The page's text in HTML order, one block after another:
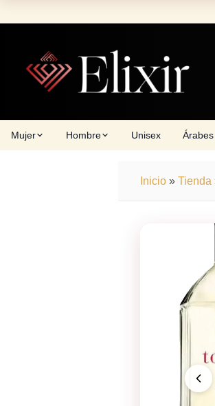
to
Mujer Hombre Unisex Árabes
Inicio » Tienda